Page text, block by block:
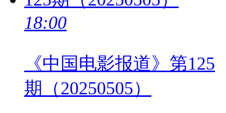
18:00
《中国电影报道》第125
期（20250505）